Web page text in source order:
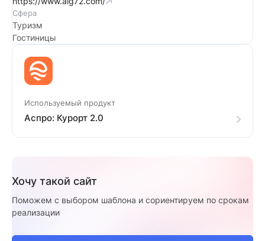
Сфера
Туризм
Гостиницы
Используемый продукт
Аспро: Курорт 2.0
Хочу такой сайт
Поможем с выбором шаблона и сориентируем по срокам
реализации